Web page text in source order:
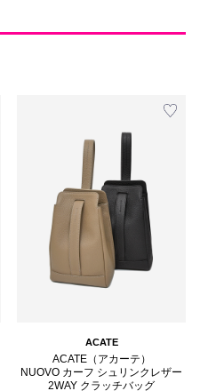
ACATE
ACATE（アカーテ）
NUOVO カーフ シュリンクレザー
2WAY クラッチバッグ